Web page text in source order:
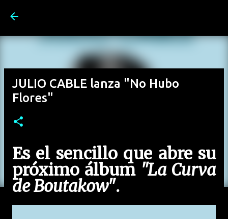
JULIO CABLE lanza "No Hubo
Flores"
Es el sencillo que abre su
próximo álbum "La Curva
de Boutakow".